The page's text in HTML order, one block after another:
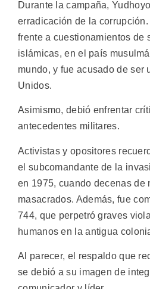
Durante la campaña,
erradicación de la
frente a cuestionamientos de
islámicas, en el país
mundo, y fue acusado de ser
Unidos.
Asimismo, debió enfrentar
antecedentes militares.
Activistas y opositores
el subcomandante de la
en 1975, cuando decenas de
masacrados. Además, fue
744, que perpetró graves
humanos en la antigua
Al parecer, el respaldo que
se debió a su imagen de